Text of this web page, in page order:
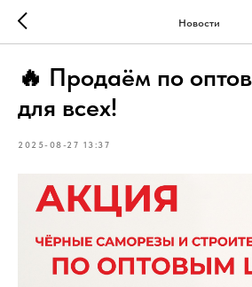
Новости
🔥 Продаём по
для всех!
2025-08-27 13:37